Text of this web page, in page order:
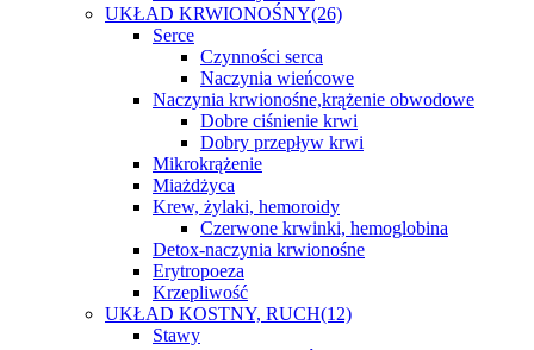
UKŁAD KRWIONOŚNY(26)
Serce
Czynności serca
Naczynia wieńcowe
Naczynia krwionośne,krążenie obwodowe
Dobre ciśnienie krwi
Dobry przepływ krwi
Mikrokrążenie
Miażdżyca
Krew, żylaki, hemoroidy
Czerwone krwinki, hemoglobina
Detox-naczynia krwionośne
Erytropoeza
Krzepliwość
UKŁAD KOSTNY, RUCH(12)
Stawy